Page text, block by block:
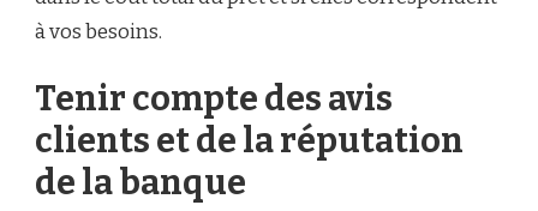
à vos besoins.
Tenir compte des avis
clients et de la réputation
de la banque